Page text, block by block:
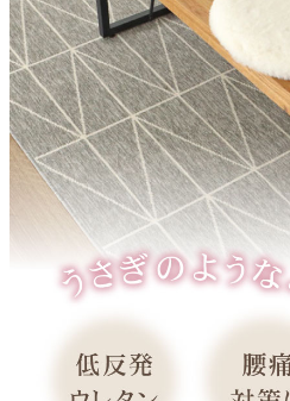
中材
モールドウレタン
お手入れ方法
カバーのみ手洗い可
原産国